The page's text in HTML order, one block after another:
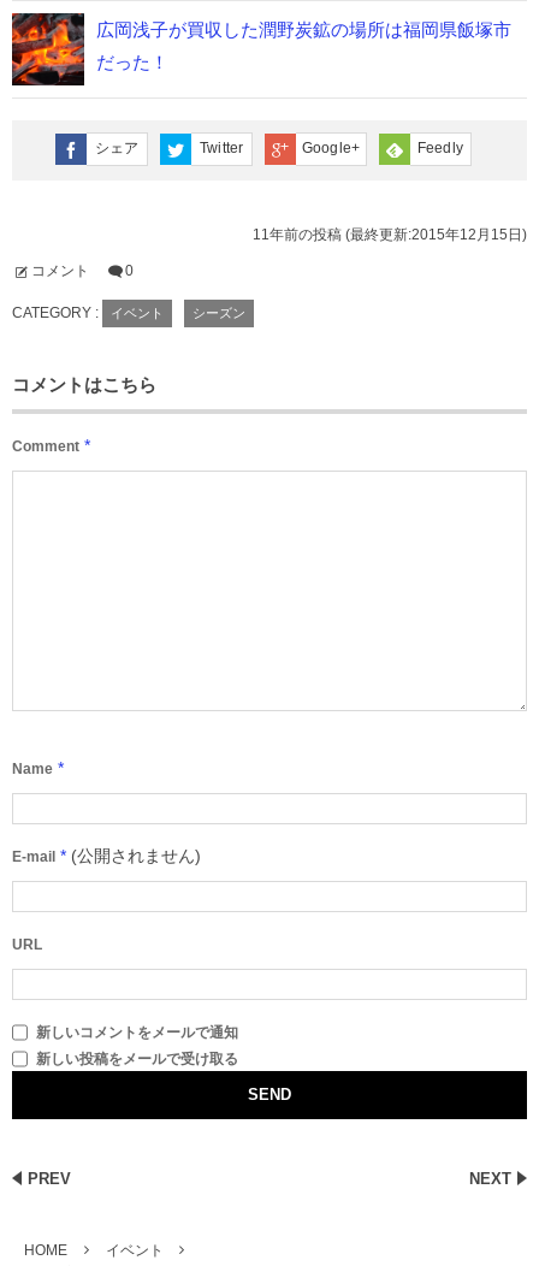
広岡浅子が買収した潤野炭鉱の場所は福岡県飯塚市
だった！
シェア Twitter Google+ Feedly
11年前の投稿 (最終更新:2015年12月15日)
コメント 0
CATEGORY : イベント シーズン
コメントはこちら
Comment *
Name *
E-mail * (公開されません)
URL
新しいコメントをメールで通知
新しい投稿をメールで受け取る
PREV NEXT
HOME
イベント